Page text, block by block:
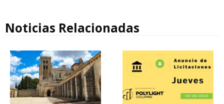
Noticias Relacionadas